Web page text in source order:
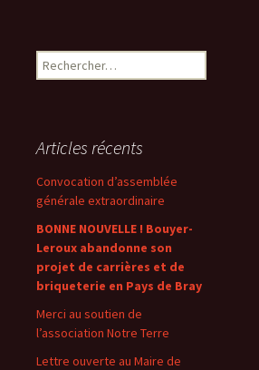
Rechercher :
Articles récents
Convocation d’assemblée
générale extraordinaire
BONNE NOUVELLE ! Bouyer-
Leroux abandonne son
projet de carrières et de
briqueterie en Pays de Bray
Merci au soutien de
l’association Notre Terre
Lettre ouverte au Maire de